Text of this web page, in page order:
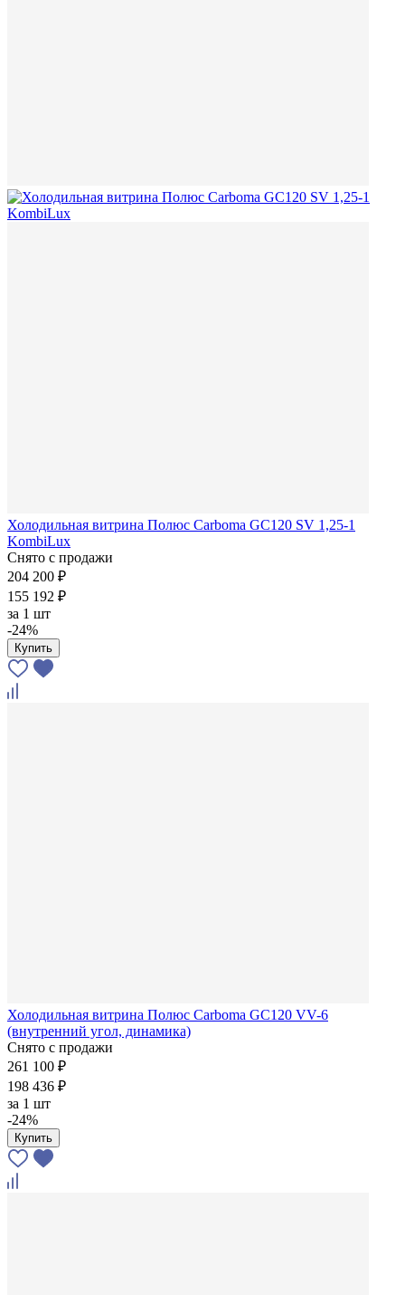
Холодильная витрина Полюс Carboma GC120 SV 1,25-1
KombiLux
Снято с продажи
204 200 ₽
155 192 ₽
за 1 шт
-24%
Купить
Холодильная витрина Полюс Carboma GC120 VV-6
(внутренний угол, динамика)
Снято с продажи
261 100 ₽
198 436 ₽
за 1 шт
-24%
Купить